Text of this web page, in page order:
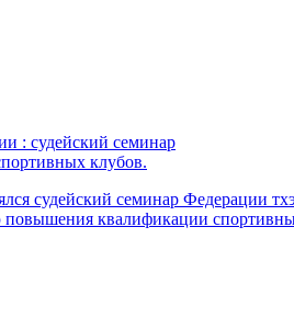
: судейский семинар
клубов.
судейский семинар
повышения квалификации